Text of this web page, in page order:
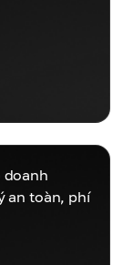
doanh
an toàn, phí